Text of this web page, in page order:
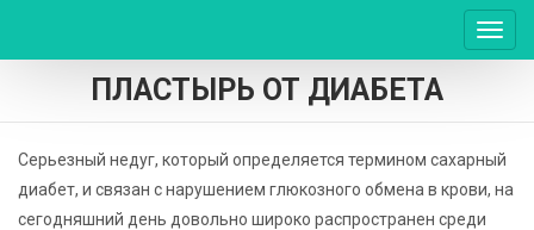
ПЛАСТЫРЬ ОТ ДИАБЕТА
Серьезный недуг, который определяется термином сахарный
диабет, и связан с нарушением глюкозного обмена в крови, на
сегодняшний день довольно широко распространен среди